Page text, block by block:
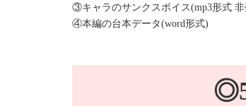
③キャラのサンクスボイス(mp3形式
④本編の台本データ(word形式)